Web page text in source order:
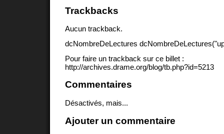
Trackbacks
Aucun trackback.
dcNombreDeLectures
Pour faire un trackback sur ce billet :
http://archives.drame.org/blog/tb.php?id=5213
Commentaires
Désactivés, mais...
Ajouter un commentaire